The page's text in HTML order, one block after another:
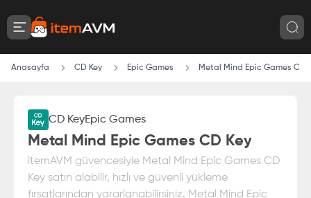
Anasayfa CD Key Epic Games Metal Mind Epic Games CD
CD KeyEpic Games
Metal Mind Epic Games CD Key
itemAVM güvencesiyle Metal Mind Epic Games CD
Key satın alabilir, hızlı ve güvenli yükleme
fırsatlarından yararlanabilirsiniz. Metal Mind Epic